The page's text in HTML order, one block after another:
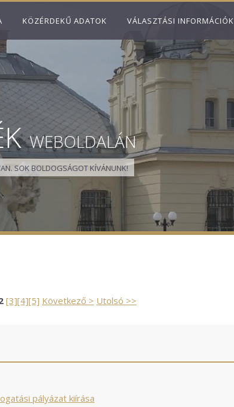
KÖZÉRDEKŰ ADATOK VÁLASZTÁSI INFORMÁCIÓK
WEBOLDALÁN
SOK BOLDOGSÁGOT KÍVÁNUNK!
[3][4][5] Következő > Utolsó >>
pályázat kiírása